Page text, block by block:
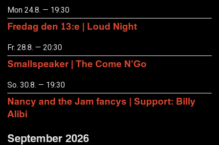
Mon 24.8. — 19:30
Fredag den 13:e | Loud Night
Fr. 28.8. — 20:30
Smallspeaker | The Come N'Go
So. 30.8. — 19:30
Nancy and the Jam fancys | Support: Billy
Alibi
September 2026